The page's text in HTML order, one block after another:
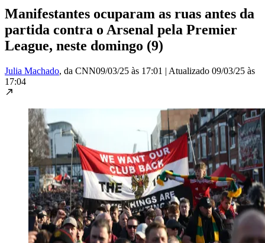
Manifestantes ocuparam as ruas antes da
partida contra o Arsenal pela Premier
League, neste domingo (9)
Julia Machado, da CNN09/03/25 às 17:01 | Atualizado 09/03/25 às
17:04